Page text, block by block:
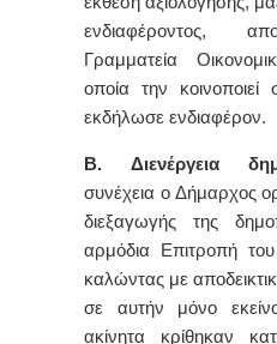
ενδιαφέροντος,
Γραμματεία
οποία την
εκδήλωσε ενδιαφέρον.
Β. Διενέργεια
συνέχεια ο Δήμαρχος
διεξαγωγής της
αρμόδια Επιτροπή
καλώντας με
σε αυτήν μόνο
ακίνητα κρίθηκαν